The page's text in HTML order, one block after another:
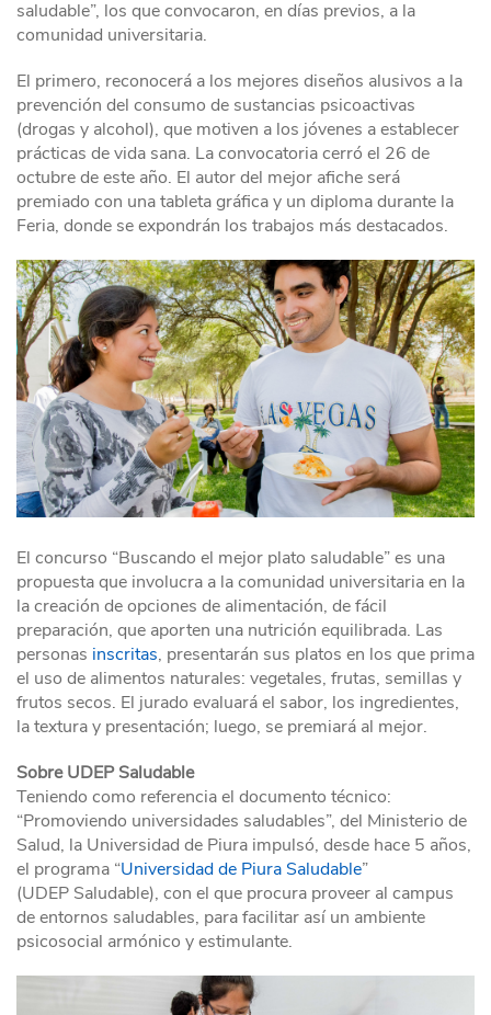
saludable”, los que convocaron, en días previos, a la
comunidad universitaria.
El primero, reconocerá a los mejores diseños alusivos a la
prevención del consumo de sustancias psicoactivas
(drogas y alcohol), que motiven a los jóvenes a establecer
prácticas de vida sana. La convocatoria cerró el 26 de
octubre de este año. El autor del mejor afiche será
premiado con una tableta gráfica y un diploma durante la
Feria, donde se expondrán los trabajos más destacados.
El concurso “Buscando el mejor plato saludable” es una
propuesta que involucra a la comunidad universitaria en la
la creación de opciones de alimentación, de fácil
preparación, que aporten una nutrición equilibrada. Las
personas inscritas, presentarán sus platos en los que prima
el uso de alimentos naturales: vegetales, frutas, semillas y
frutos secos. El jurado evaluará el sabor, los ingredientes,
la textura y presentación; luego, se premiará al mejor.
Sobre UDEP Saludable
Teniendo como referencia el documento técnico:
“Promoviendo universidades saludables”, del Ministerio de
Salud, la Universidad de Piura impulsó, desde hace 5 años,
el programa “Universidad de Piura Saludable”
(UDEP Saludable), con el que procura proveer al campus
de entornos saludables, para facilitar así un ambiente
psicosocial armónico y estimulante.